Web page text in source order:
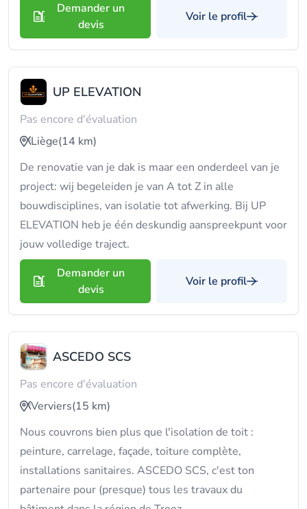
Demander un
devis
Voir le profil
UP ELEVATION
Pas encore d'évaluation
Liège(14 km)
De renovatie van je dak is maar een onderdeel van je
project: wij begeleiden je van A tot Z in alle
bouwdisciplines, van isolatie tot afwerking. Bij UP
ELEVATION heb je één deskundig aanspreekpunt voor
jouw volledige traject.
Demander un
devis
Voir le profil
ASCEDO SCS
Pas encore d'évaluation
Verviers(15 km)
Nous couvrons bien plus que l'isolation de toit :
peinture, carrelage, façade, toiture complète,
installations sanitaires. ASCEDO SCS, c'est ton
partenaire pour (presque) tous les travaux du